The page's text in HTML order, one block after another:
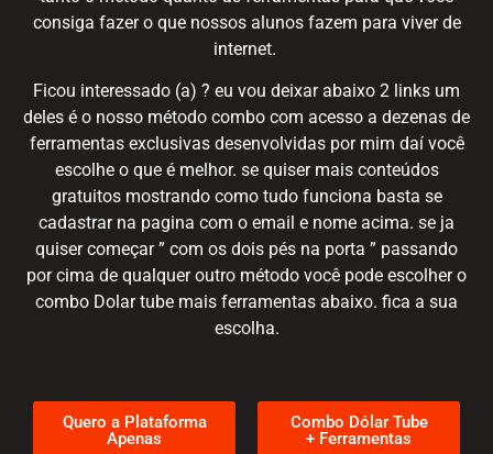
consiga fazer o que nossos alunos fazem para viver de
internet.
Ficou interessado (a) ? eu vou deixar abaixo 2 links um
deles é o nosso método combo com acesso a dezenas de
ferramentas exclusivas desenvolvidas por mim daí você
escolhe o que é melhor. se quiser mais conteúdos
gratuitos mostrando como tudo funciona basta se
cadastrar na pagina com o email e nome acima. se ja
quiser começar ” com os dois pés na porta ” passando
por cima de qualquer outro método você pode escolher o
combo Dolar tube mais ferramentas abaixo. fica a sua
escolha.
Quero a Plataforma
Apenas
Combo Dólar Tube
+ Ferramentas